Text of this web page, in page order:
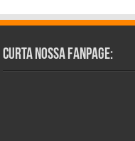
Curta Nossa Fanpage: